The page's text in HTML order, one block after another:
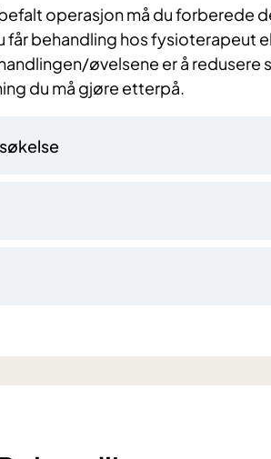
operasjon må du forberede
får behandling hos fysioterapeut
øvelsene er å
du må gjøre etterpå.